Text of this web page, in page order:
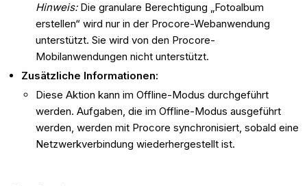
Hinweis:Die granulare Berechtigung „Fotoalbum
erstellen“ wird nur in der Procore-Webanwendung
unterstützt. Sie wird von den Procore-
Mobilanwendungen nicht unterstützt.
Zusätzliche Informationen:
Diese Aktion kann im Offline-Modus durchgeführt
werden. Aufgaben, die im Offline-Modus ausgeführt
werden, werden mit Procore synchronisiert, sobald eine
Netzwerkverbindung wiederhergestellt ist.